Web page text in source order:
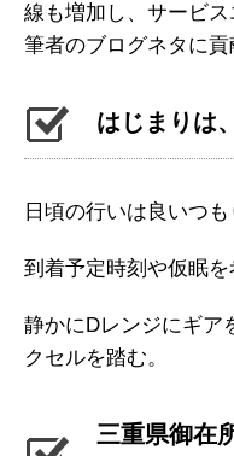
線も増加し、サービ
筆者のブログネタに貢
はじまりは
日頃の行いは良いつも
到着予定時刻や仮眠を
静かにDレンジにギア
クセルを踏む。
三重県御在